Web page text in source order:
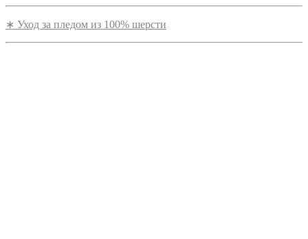
∗ Уход за пледом из 100% шерсти